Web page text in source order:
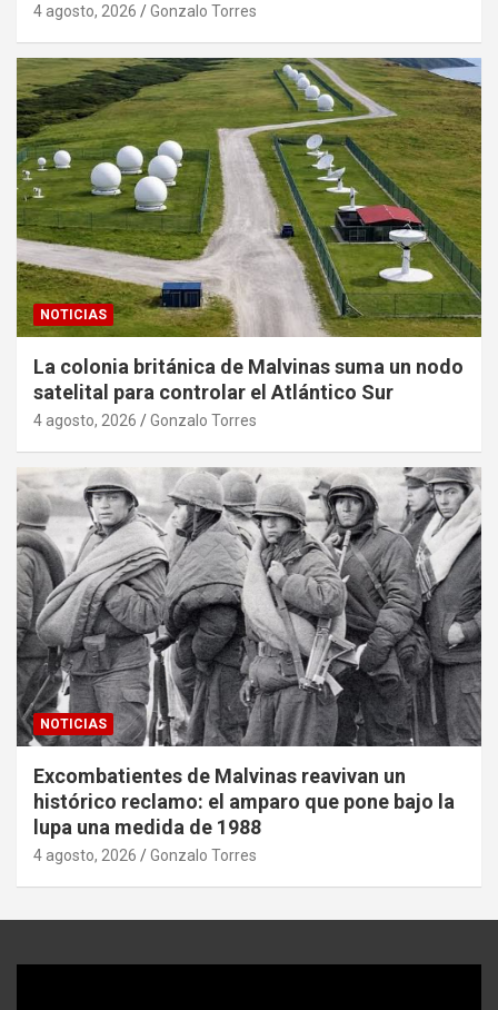
4 agosto, 2026 Gonzalo Torres
NOTICIAS
La colonia británica de Malvinas suma un nodo
satelital para controlar el Atlántico Sur
4 agosto, 2026 Gonzalo Torres
NOTICIAS
Excombatientes de Malvinas reavivan un
histórico reclamo: el amparo que pone bajo la
lupa una medida de 1988
4 agosto, 2026 Gonzalo Torres